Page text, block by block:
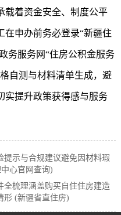
载着资金安全、制度公平
在申办前务必登录“新疆住
务服务网“住房公积金服务
自测与材料清单生成，避
实提升政策获得感与服务
示与合规建议避免因材料瑕
心官网查询)
全梳理涵盖购买自住住房建造
形 (新疆省直住房)